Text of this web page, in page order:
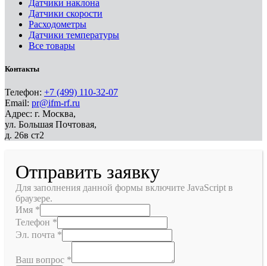
Датчики наклона
Датчики скорости
Расходометры
Датчики температуры
Все товары
Контакты
Телефон: +7 (499) 110-32-07
Email: pr@ifm-rf.ru
Адрес: г. Москва,
ул. Большая Почтовая,
д. 26в ст2
Отправить заявку
Для заполнения данной формы включите JavaScript в
браузере.
Имя *
Телефон *
Эл. почта *
Ваш вопрос *